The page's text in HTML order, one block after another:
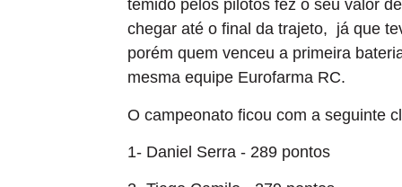
temido pelos pilotos fez o seu valor
chegar até o final da trajeto, já que
porém quem venceu a primeira
mesma equipe Eurofarma RC.
O campeonato ficou com a seguinte
1- Daniel Serra - 289 pontos